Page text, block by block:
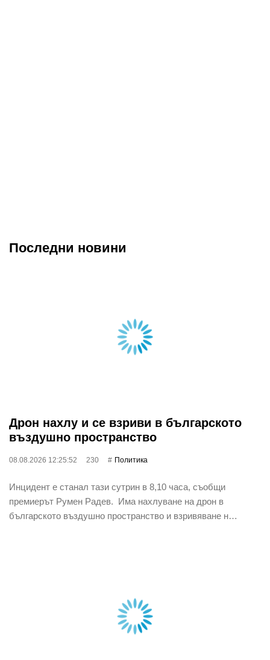
Последни новини
Дрон нахлу и се взриви в българското
въздушно пространство
08.08.2026 12:25:52 230 Политика
Инцидент е станал тази сутрин в 8,10 часа, съобщи
премиерът Румен Радев. Има нахлуване на дрон в
българското въздушно пространство и взривяване н…